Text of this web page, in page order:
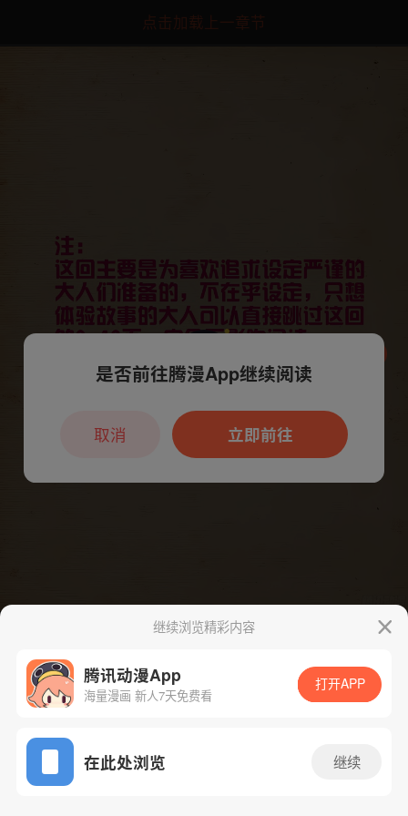
点击加载上一章节
App免费看
下一话
继续浏览精彩内容
腾讯动漫App
海量漫画 新人7天免费看
打开APP
在此处浏览 继续
本章节仅支持App阅读，可打开App新用
户7天免费看
是否前往腾漫App继续阅读
立即前往
取消